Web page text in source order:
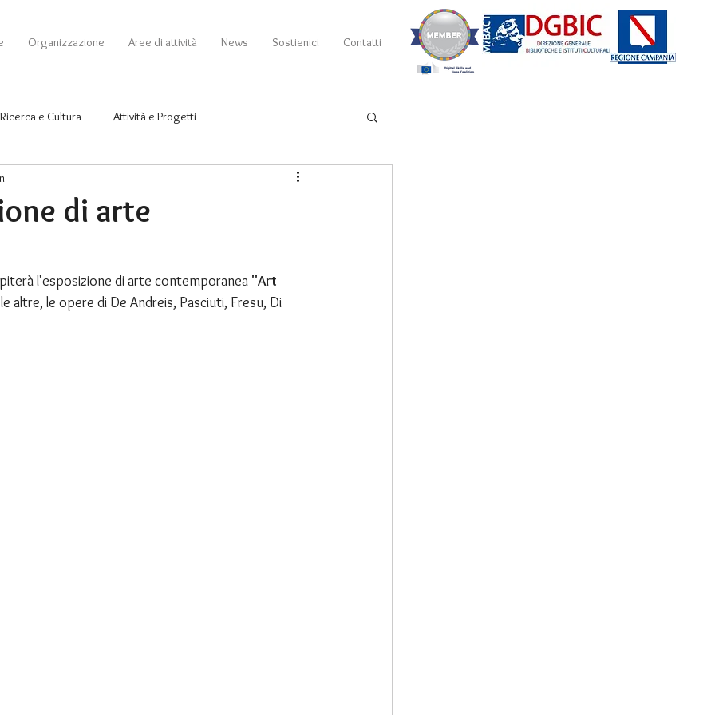
Organizzazione Aree di attività News Sostienici Contatti
Ricerca e Cultura Attività e Progetti
di arte
l'esposizione di arte contemporanea "Art
altre, le opere di De Andreis, Pasciuti, Fresu, Di